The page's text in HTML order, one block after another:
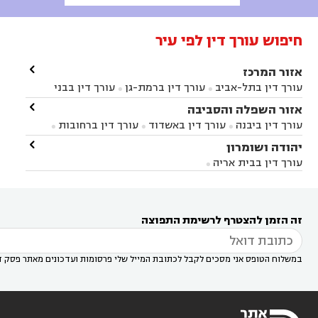
חיפוש עורך דין לפי עיר
אזור המרכז
עורך דין בתל-אביב  עורך דין ברמת-גן 
עורך דין בבני
ברק עורך דין בפתח תקווה עורך דין בראשון לציון
עורך דין ברחובות עורך דין בנס ציונה
במודיעין
עורך דין בהרצליה עורך דין בחולון
עורך
דין בקרית אונו
אונו
עורך דין בבת ים
דין בשוהם 

אזור השפלה והסביבה
עורך דין ביבנה  עורך דין באשדוד  עורך דין ברחובות 
עורך דין בראשון לציון עורך דין במודיעין
עורך דין
בבאר יעקב
עורך דין בגדרה

יהודה ושומרון
עורך דין בבית אריה 

זה הזמן להצטרף לרשימת התפוצה
במשלוח הטופס אני מסכים לקבל לכתובת המייל שלי פרסומות ועדכונים מאתר פסק